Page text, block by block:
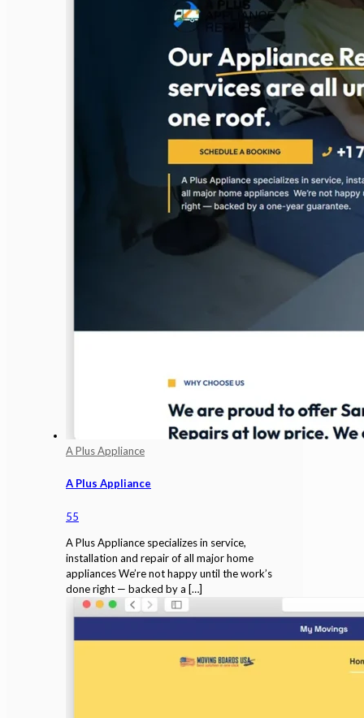
A Plus Appliance
A Plus Appliance
55
A Plus Appliance specializes in service,
installation and repair of all major home
appliances We’re not happy until the work’s
done right — backed by a […]